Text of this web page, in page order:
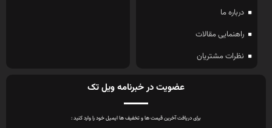
درباره ما
راهنمایی مقالات
نظرات مشتریان
عضویت در خبرنامه ویل تک
برای دریافت آخرین قیمت ها و تخفیف ها ایمیل خود را وارد کنید :